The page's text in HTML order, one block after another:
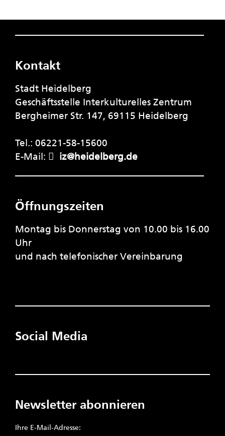
Kontakt
Stadt Heidelberg
Geschäftsstelle Interkulturelles Zentrum
Bergheimer Str. 147, 69115 Heidelberg
Tel.: 06221-58-15600
E-Mail:
iz@heidelberg.de
Öffnungszeiten
Montag bis Donnerstag von 10.00 bis 16.00
Uhr
und nach telefonischer Vereinbarung
Social Media
Newsletter abonnieren
Ihre E-Mail-Adresse: